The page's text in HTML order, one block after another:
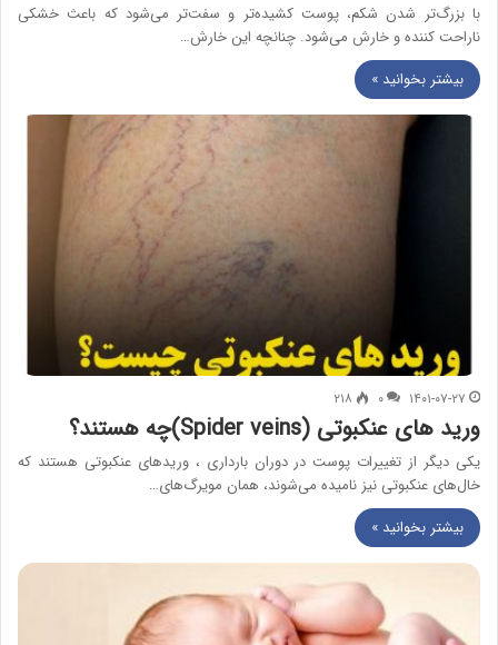
با بزرگ‌تر شدن شکم، پوست کشیده‌تر و سفت‌تر می‌شود که باعث خشکی
ناراحت کننده و خارش می‌شود. چنانچه این خارش…
بیشتر بخوانید »
۱۴۰۱-۰۷-۲۷ ۰ ۲۱۸
ورید‌ های عنکبوتی ‌(Spider veins)چه هستند؟
یکی دیگر از تغییرات پوست در دوران بارداری ، وریدهای عنکبوتی هستند که
خال‌های عنکبوتی نیز نامیده می‌شوند، همان مویرگ‌های…
بیشتر بخوانید »